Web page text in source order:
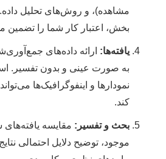
مشاهده)، و روش‌های تحلیل
بخش، اعتبار کار شما را تضمین
یافته‌ها: ارائه داده‌های
به صورت عینی و بدون تفسیر.
نمودارها و اینفوگرافیک‌ها
کند.
بحث و تفسیر: مقایسه یافته‌های
موجود، توضیح دلایل احتمالی